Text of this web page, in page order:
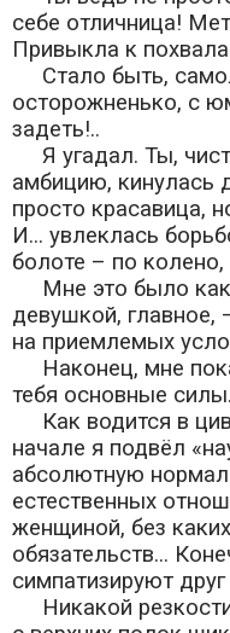
себе отличница!
Привыкла к
Стало быть,
осторожненько, с
задеть!..
Я угадал. Ты,
амбицию, кинулась
просто красавица,
И... увлеклась
болоте – по
Мне это было как
девушкой, главное,
на приемлемых
Наконец, мне
тебя основные силы.
Как водится в
начале я подвёл
абсолютную
естественных
женщиной, без
обязательств...
симпатизируют друг
Никакой